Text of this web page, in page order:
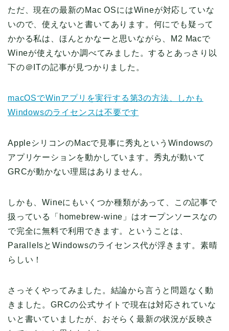
ただ、現在の最新のMac OSにはWineが対応していな
いので、使えないと書いてあります。何にでも疑って
かかる私は、ほんとかなーと思いながら、M2 Macで
Wineが使えないか調べてみました。するとあっさり以
下の＠ITの記事が見つかりました。
macOSでWinアプリを実行する第3の方法、しかも
Windowsのライセンスは不要です
AppleシリコンのMacで見事に秀丸というWindowsの
アプリケーションを動かしています。秀丸が動いて
GRCが動かない理屈はありません。
しかも、Wineにもいくつか種類があって、この記事で
扱っている「homebrew-wine」はオープンソースなの
で完全に無料で利用できます。ということは、
ParallelsとWindowsのライセンス代が浮きます。素晴
らしい！
さっそくやってみました。結論から言うと問題なく動
きました。GRCの公式サイトで現在は対応されていな
いと書いていましたが、おそらく最新の状況が反映さ